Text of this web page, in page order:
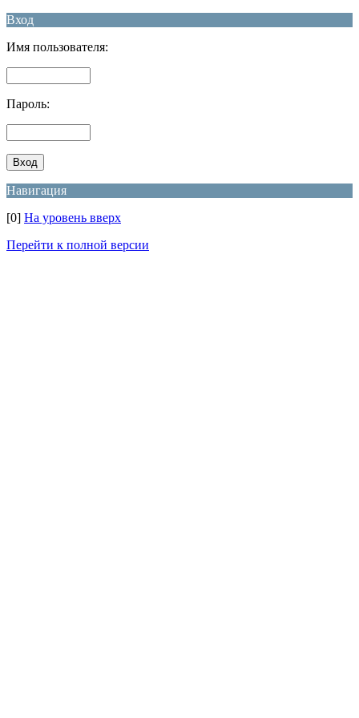
Вход
Имя пользователя:
Пароль:
Навигация
[0] На уровень вверх
Перейти к полной версии